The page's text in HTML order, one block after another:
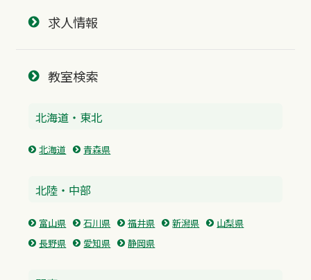
求人情報
教室検索
北海道・東北
北海道 青森県
北陸・中部
富山県 石川県 福井県 新潟県
山梨県
長野県
愛知県 静岡県